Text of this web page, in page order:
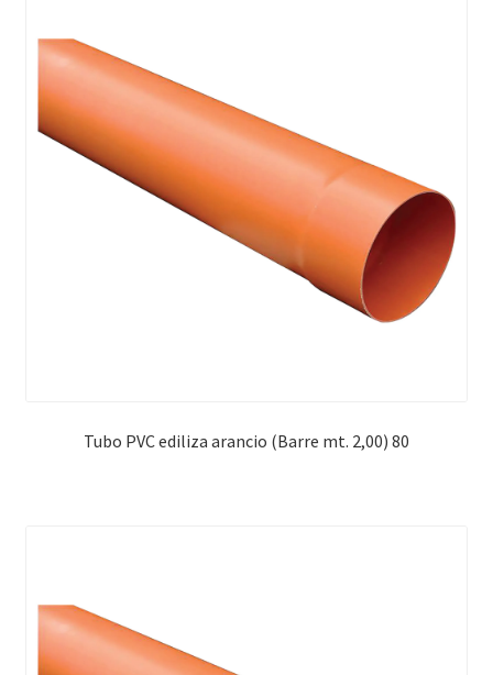
Tubo PVC ediliza arancio (Barre mt. 2,00) 80